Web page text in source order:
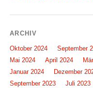
ARCHIV
Oktober 2024 September
Mai 2024
April 2024
Januar 2024
Dezember
September 2023
Juli 2023